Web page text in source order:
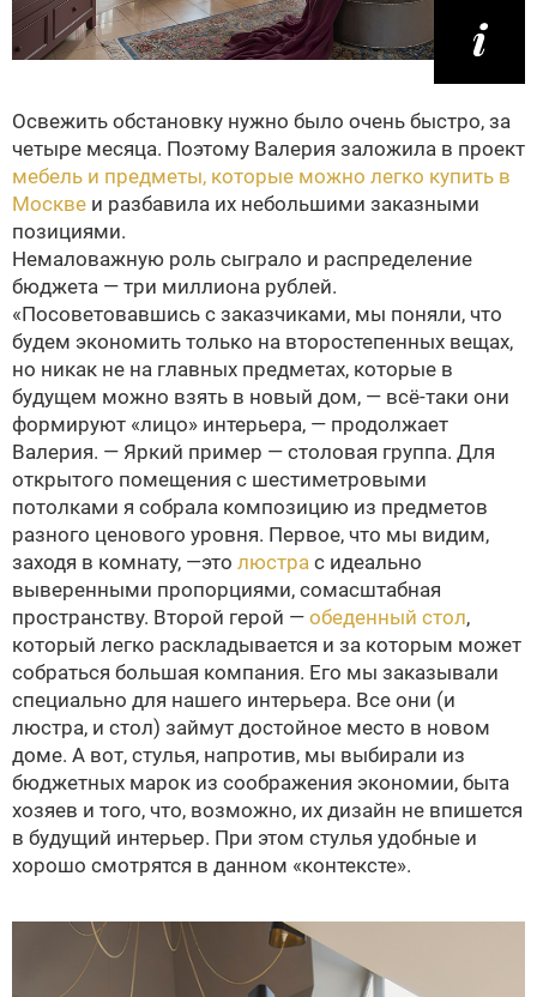
Освежить обстановку нужно было очень быстро, за
четыре месяца. Поэтому Валерия заложила в проект
мебель и предметы, которые можно легко купить в
Москве и разбавила их небольшими заказными
позициями.
Немаловажную роль сыграло и распределение
бюджета — три миллиона рублей.
«Посоветовавшись с заказчиками, мы поняли, что
будем экономить только на второстепенных вещах,
но никак не на главных предметах, которые в
будущем можно взять в новый дом, — всё-таки они
формируют «лицо» интерьера, — продолжает
Валерия. — Яркий пример — столовая группа. Для
открытого помещения с шестиметровыми
потолками я собрала композицию из предметов
разного ценового уровня. Первое, что мы видим,
заходя в комнату, —это люстра с идеально
выверенными пропорциями, сомасштабная
пространству. Второй герой — обеденный стол,
который легко раскладывается и за которым может
собраться большая компания. Его мы заказывали
специально для нашего интерьера. Все они (и
люстра, и стол) займут достойное место в новом
доме. А вот, стулья, напротив, мы выбирали из
бюджетных марок из соображения экономии, быта
хозяев и того, что, возможно, их дизайн не впишется
в будущий интерьер. При этом стулья удобные и
хорошо смотрятся в данном «контексте».